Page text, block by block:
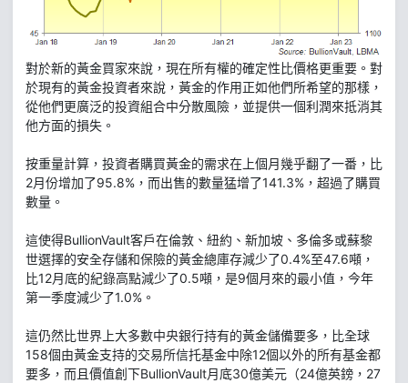
對於新的黃金買家來說，現在所有權的確定性比價格更重要。對
於現有的黃金投資者來說，黃金的作用正如他們所希望的那樣，
從他們更廣泛的投資組合中分散風險，並提供一個利潤來抵消其
他方面的損失。
按重量計算，投資者購買黃金的需求在上個月幾乎翻了一番，比
2月份增加了95.8%，而出售的數量猛增了141.3%，超過了購買
數量。
這使得BullionVault客戶在倫敦、紐約、新加坡、多倫多或蘇黎
世選擇的安全存儲和保險的黃金總庫存減少了0.4%至47.6噸，
比12月底的紀錄高點減少了0.5噸，是9個月來的最小值，今年
第一季度減少了1.0%。
這仍然比世界上大多數中央銀行持有的黃金儲備要多，比全球
158個由黃金支持的交易所信托基金中除12個以外的所有基金都
要多，而且價值創下BullionVault月底30億美元（24億英鎊，27